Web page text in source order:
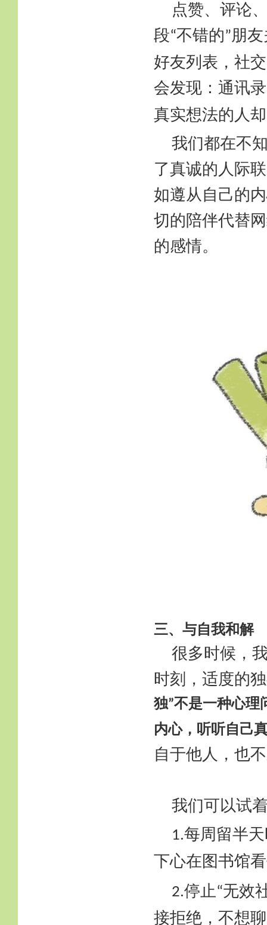
点赞、评论
段“不错的”朋
好友列表，社
会发现：通讯
真实想法的人
我们都在不
了真诚的人际
如遵从自己的
切的陪伴代替
的感情。
三、与自我和解
很多时候，
时刻，适度的
独”不是一种心理
内心，听听自己
自于他人，也
我们可以试
1.每周留半
下心在图书馆
2.停止“无效
接拒绝，不想